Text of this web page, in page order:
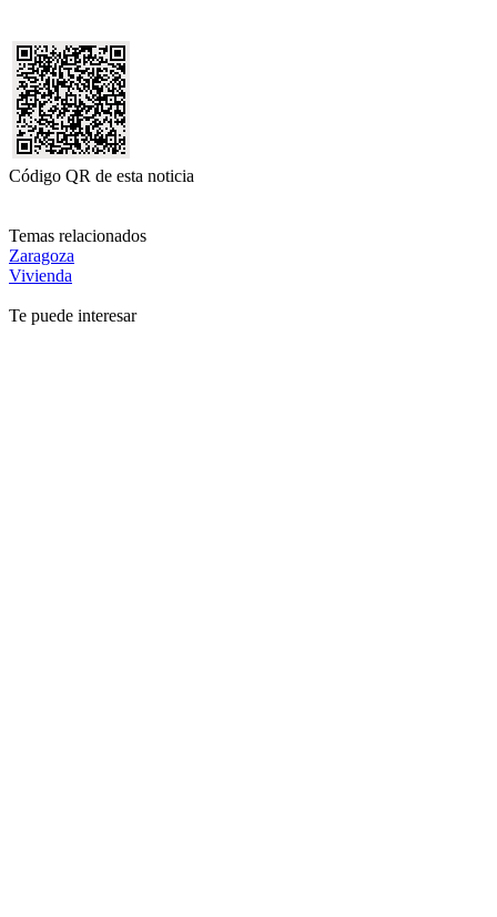
Código QR de esta noticia
Temas relacionados
Zaragoza
Vivienda
Te puede interesar